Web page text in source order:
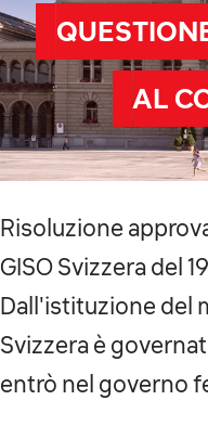
AL
Risoluzione
GISO Svizzera del
Dall'istituzione del
Svizzera è
entrò nel governo